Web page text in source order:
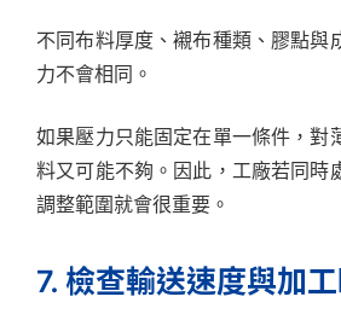
不同布料厚度、襯布種類、膠點與
力不會相同。
如果壓力只能固定在單一條件，對
料又可能不夠。因此，工廠若同時
調整範圍就會很重要。
7. 檢查輸送速度與加